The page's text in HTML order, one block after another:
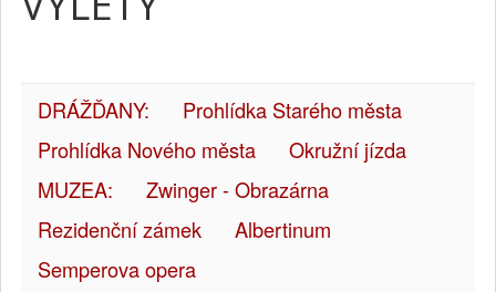
DRÁŽĎANY:
Prohlídka Starého města
Prohlídka Nového města
Okružní jízda
MUZEA:
Zwinger - Obrazárna
Rezidenční zámek
Albertinum
Semperova opera